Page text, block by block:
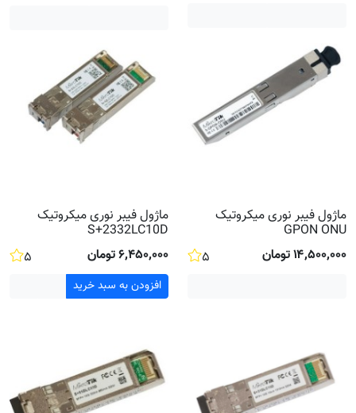
ماژول فیبر نوری میکروتیک
GPON ONU
۵
۱۴٬۵۰۰٬۰۰۰ تومان
ماژول فیبر نوری میکروتیک
S+2332LC10D
۵
۶٬۴۵۰٬۰۰۰ تومان
افزودن به سبد خرید